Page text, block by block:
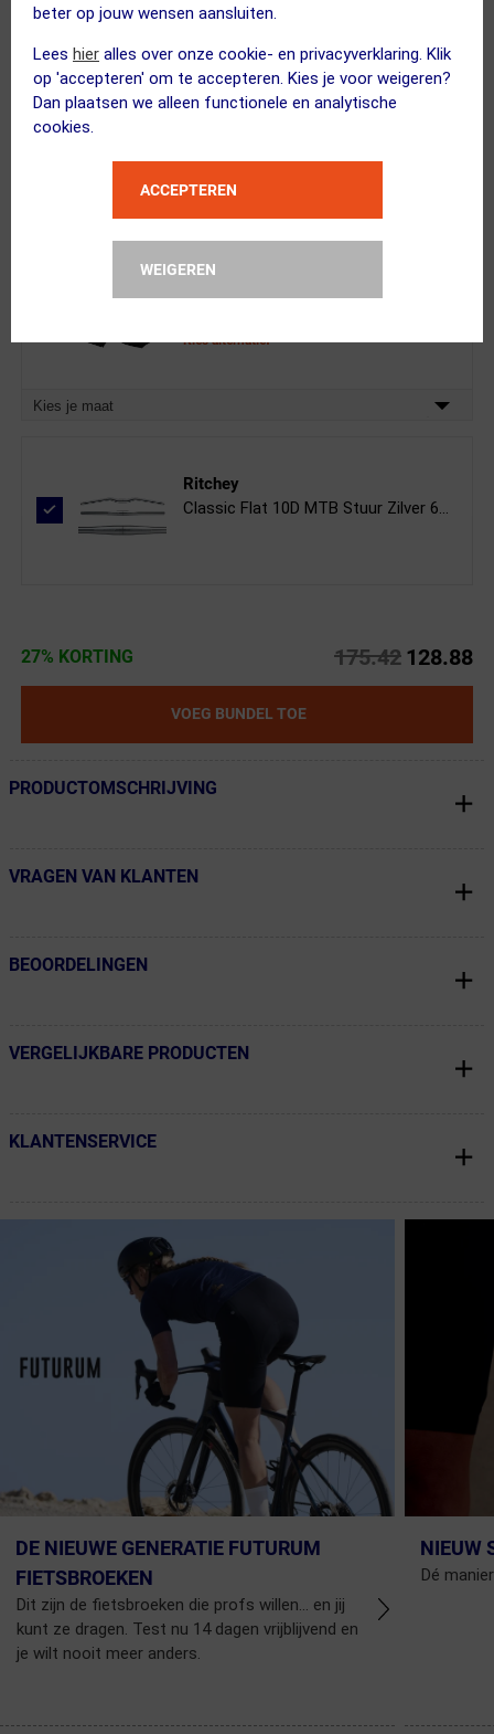
beter op jouw wensen aansluiten.
Lees hier alles over onze cookie- en privacyverklaring. Klik
op 'accepteren' om te accepteren. Kies je voor weigeren?
Dan plaatsen we alleen functionele en analytische
cookies.
ACCEPTEREN
WEIGEREN
Kies je maat
Kies alternatief
Kies je maat
Ritchey
Classic Flat 10D MTB Stuur Zilver 6...
27% KORTING 175.42 128.88
VOEG BUNDEL TOE
← Terug naar productnavigatie
PRODUCTOMSCHRIJVING
← Terug naar productnavigatie
VRAGEN VAN KLANTEN
← Terug naar productnavigatie
BEOORDELINGEN
← Terug naar productnavigatie
VERGELIJKBARE PRODUCTEN
← Terug naar productnavigatie
KLANTENSERVICE
DE NIEUWE GENERATIE FUTURUM
FIETSBROEKEN
Dit zijn de fietsbroeken die profs willen... en jij
kunt ze dragen. Test nu 14 dagen vrijblijvend en
je wilt nooit meer anders.
NIEUW
Dé